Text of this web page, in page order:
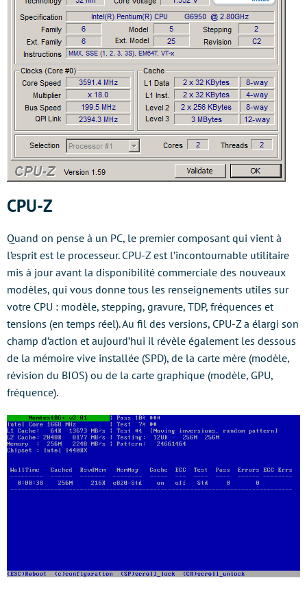
CPU-Z
Quand on pense à un PC, le premier composant qui vient à
l’esprit est le processeur. CPU-Z est l’incontournable utilitaire
mis à jour avant la disponibilité commerciale des nouveaux
modèles, qui vous donne tous les renseignements utiles sur
votre CPU : modèle, stepping, gravure, TDP, fréquences et
tensions (en temps réel). Au fil des versions, CPU-Z a élargi son
champ d’action et aujourd’hui il révèle également les dessous
de la mémoire vive installée (SPD), de la carte mère (modèle,
révision du BIOS) ou de la carte graphique (modèle, GPU,
fréquence).